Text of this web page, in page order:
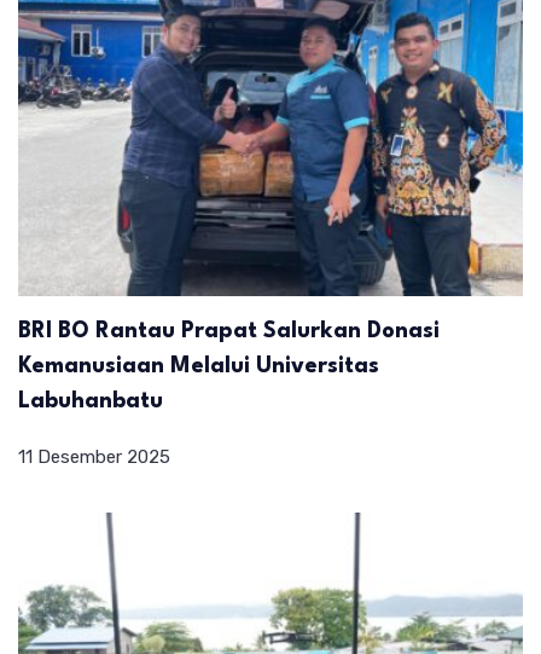
BRI BO Rantau Prapat Salurkan Donasi
Kemanusiaan Melalui Universitas
Labuhanbatu
11 Desember 2025